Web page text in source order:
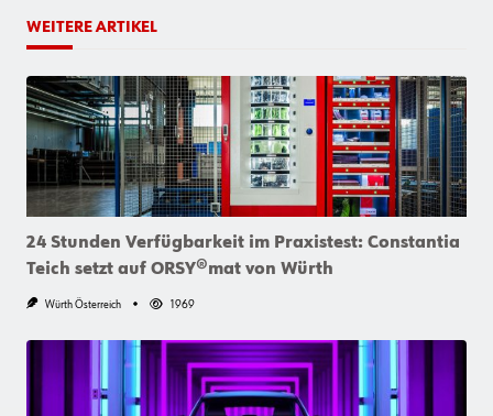
WEITERE ARTIKEL
24 Stunden Verfügbarkeit im Praxistest: Constantia
Teich setzt auf ORSY®mat von Würth
Würth Österreich 1969